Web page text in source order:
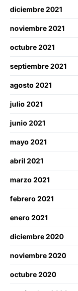
diciembre 2021
noviembre 2021
octubre 2021
septiembre 2021
agosto 2021
julio 2021
junio 2021
mayo 2021
abril 2021
marzo 2021
febrero 2021
enero 2021
diciembre 2020
noviembre 2020
octubre 2020